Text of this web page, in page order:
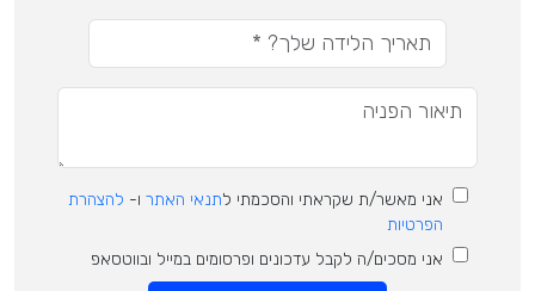
אני מאשר/ת שקראתי והסכמתי לתנאי האתר ו- להצהרת
הפרטיות
אני מסכים/ה לקבל עדכונים ופרסומים במייל ובווטסאפ